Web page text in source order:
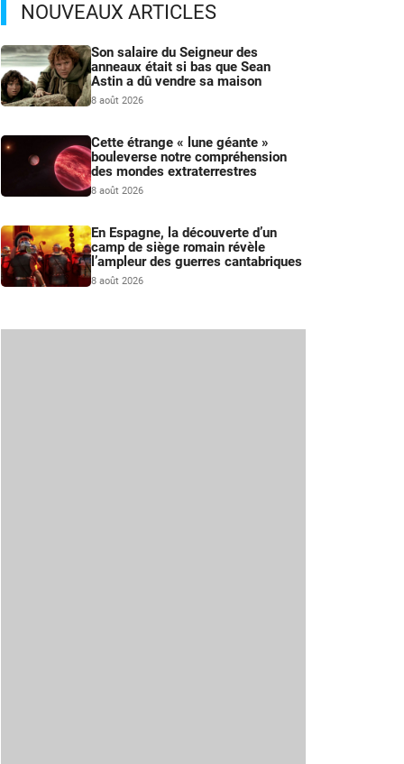
NOUVEAUX ARTICLES
Son salaire du Seigneur des
anneaux était si bas que Sean
Astin a dû vendre sa maison
8 août 2026
Cette étrange « lune géante »
bouleverse notre compréhension
des mondes extraterrestres
8 août 2026
En Espagne, la découverte d’un
camp de siège romain révèle
l’ampleur des guerres cantabriques
8 août 2026